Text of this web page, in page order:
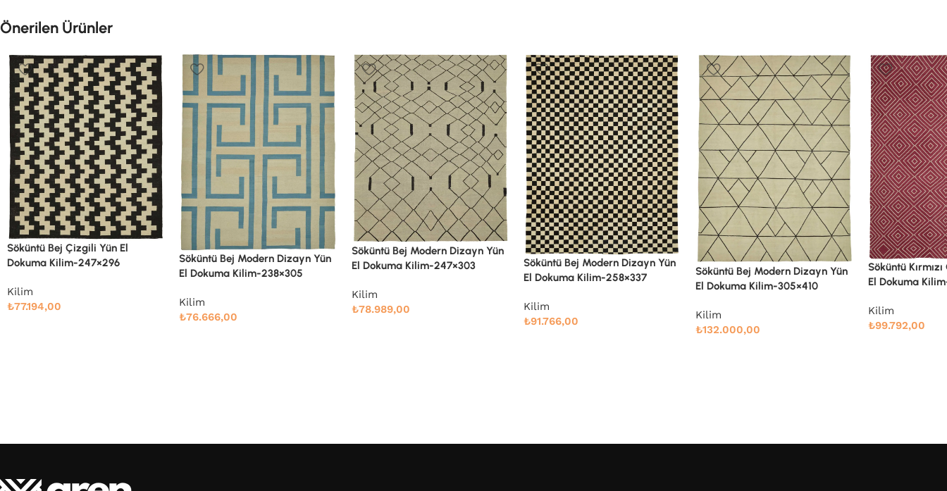
Önerilen Ürünler
Söküntü Bej Modern Dizayn Yün
Kilim
Söküntü Bej Modern Dizayn Yün
El Dokuma Kilim-247×303
₺78.989,00
Söküntü Bej Modern Dizayn Yün
Kilim
Söküntü Bej Modern Dizayn Yün
El Dokuma Kilim-305×410
Kilim
132.000,00
Söküntü Kırmızı Geometrik Yün
El Dokuma Kilim-270×350
Kilim
₺99.792,00
Söküntü Mavi
Dokuma Kilim-
Kilim
₺85.536,00